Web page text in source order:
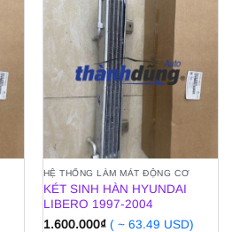
HỆ THỐNG LÀM MÁT ĐỘNG CƠ
KÉT SINH HÀN HYUNDAI
LIBERO 1997-2004
1.600.000₫ ( ~ 63.49 USD)